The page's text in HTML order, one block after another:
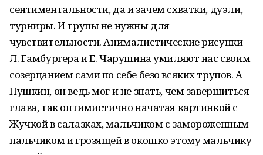
сентиментальности, да и зачем схватки, дуэли,
турниры. И трупы не нужны для
чувствительности. Анималистические рисунки
Л. Гамбургера и Е. Чарушина умиляют нас своим
созерцанием сами по себе безо всяких трупов. А
Пушкин, он ведь мог и не знать, чем завершиться
глава, так оптимистично начатая картинкой с
Жучкой в салазках, мальчиком с замороженным
пальчиком и грозящей в окошко этому мальчику